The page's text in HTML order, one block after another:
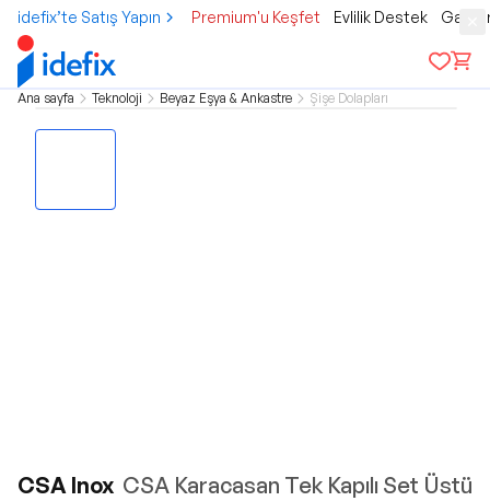
idefix’te Satış Yapın Premium'u Keşfet Evlilik Destek
Ana sayfa Teknoloji Beyaz Eşya & Ankastre Şişe Dolapları
CSA Inox CSA Karacasan Tek Kapılı Set Üstü